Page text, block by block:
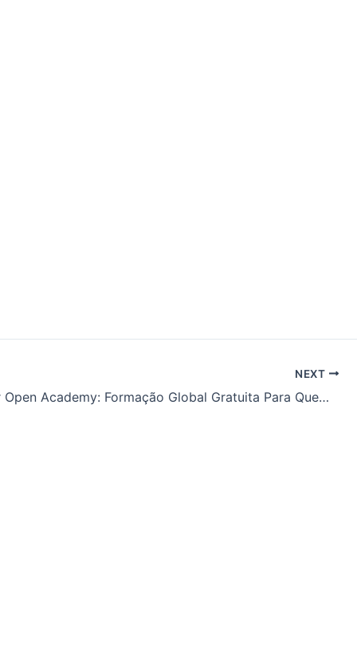
NEXT
Santander Open Academy: Formação Global Gratuita Para Quem Quer Crescer no Digital